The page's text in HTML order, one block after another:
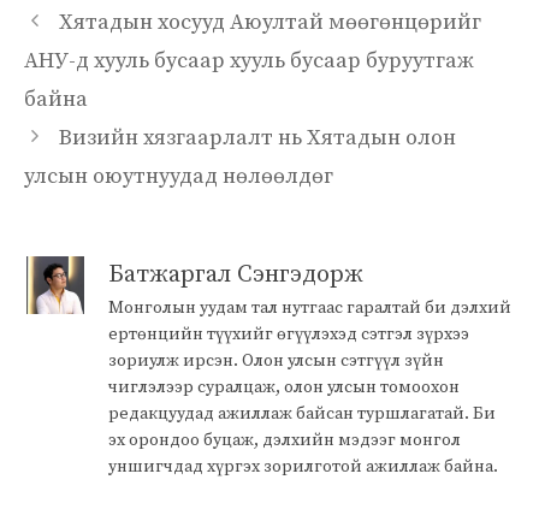
Хятадын хосууд Аюултай мөөгөнцөрийг
АНУ-д хууль бусаар хууль бусаар буруутгаж
байна
Визийн хязгаарлалт нь Хятадын олон
улсын оюутнуудад нөлөөлдөг
Батжаргал Сэнгэдорж
Монголын уудам тал нутгаас гаралтай би дэлхий
ертөнцийн түүхийг өгүүлэхэд сэтгэл зүрхээ
зориулж ирсэн. Олон улсын сэтгүүл зүйн
чиглэлээр суралцаж, олон улсын томоохон
редакцуудад ажиллаж байсан туршлагатай. Би
эх орондоо буцаж, дэлхийн мэдээг монгол
уншигчдад хүргэх зорилготой ажиллаж байна.